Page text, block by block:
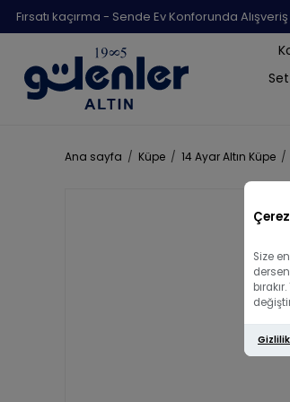
Size
Fırsatı kaçırma - Sende Ev Konforunda
Ana sayfa / Küpe / 14 Ayar Altın Küpe /